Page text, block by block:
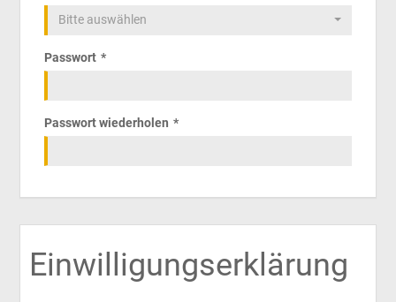
Bitte auswählen
Passwort
Passwort wiederholen
Einwilligungserklärung